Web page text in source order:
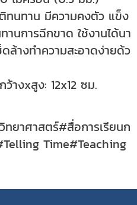
นทาน มีความคงตัว แข็ง
านการฉีกขาด ใช้งานได้นา
ล้างทำความสะอาดง่ายด้ว
างxสูง: 12x12 ซม.
ยาศาสตร์#สื่อการเรียนก
Time#Teaching